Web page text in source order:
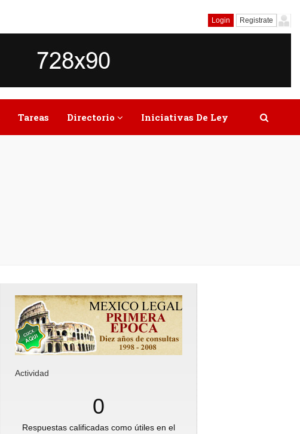
Login Registrate
Tareas Directorio Iniciativas De Ley
Actividad
0
Respuestas calificadas como útiles en el